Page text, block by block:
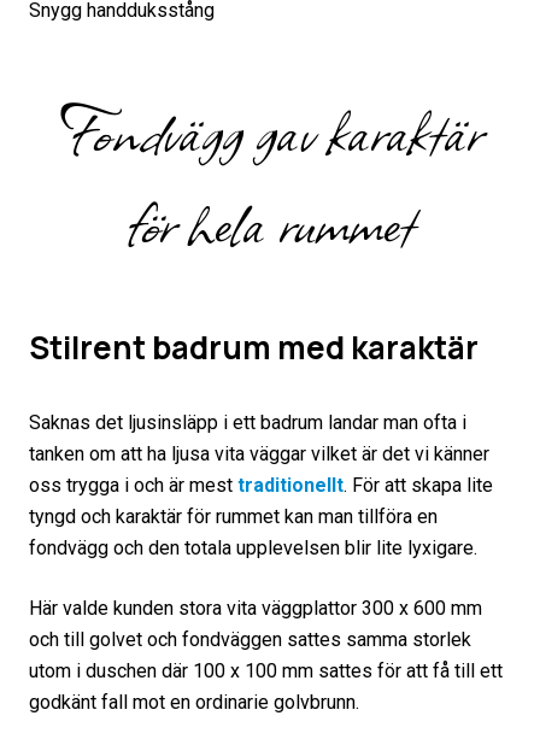
Snygg handduksstång
Fondvägg gav karaktär
för hela rummet
Stilrent badrum med karaktär
Saknas det ljusinsläpp i ett badrum landar man ofta i
tanken om att ha ljusa vita väggar vilket är det vi känner
oss trygga i och är mest traditionellt. För att skapa lite
tyngd och karaktär för rummet kan man tillföra en
fondvägg och den totala upplevelsen blir lite lyxigare.
Här valde kunden stora vita väggplattor 300 x 600 mm
och till golvet och fondväggen sattes samma storlek
utom i duschen där 100 x 100 mm sattes för att få till ett
godkänt fall mot en ordinarie golvbrunn.